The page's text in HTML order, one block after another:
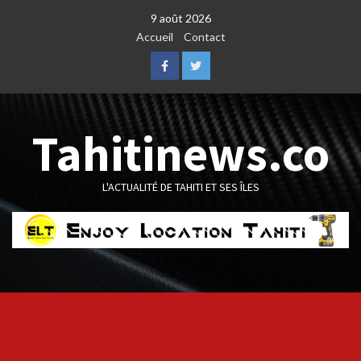
9 août 2026
Accueil
Contact
FacebookTwitter
Tahitinews.co
L'ACTUALITÉ DE TAHITI ET SES ÎLES